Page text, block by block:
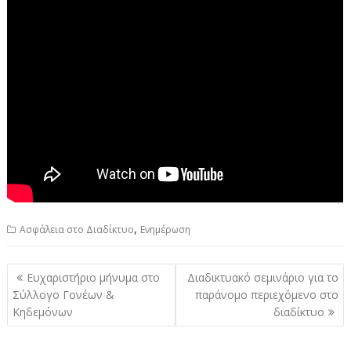
Ασφάλεια στο Διαδίκτυο, Ενημέρωση
Πλοήγηση
άρθρων
Ευχαριστήριο μήνυμα στο
Σύλλογο Γονέων &
Κηδεμόνων
Διαδικτυακό σεμινάριο για το
παράνομο περιεχόμενο στο
διαδίκτυο